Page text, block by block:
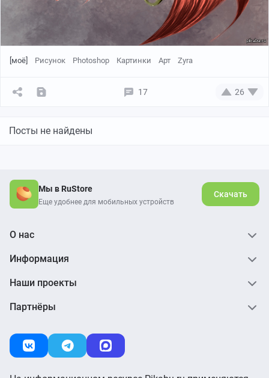
[моё] Рисунок Photoshop Картинки Арт Zyra
17 26
Посты не найдены
Мы в RuStore
Еще удобнее для мобильных устройств
Скачать
О нас
Информация
Наши проекты
Партнёры